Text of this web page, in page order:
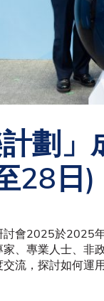
計劃
28日)
討會2025於
、專業人士、非
流，探討如何